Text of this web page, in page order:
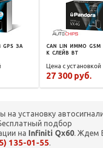
GPS ЗА
CAN LIN ИММО GSM
К СЛЕЙВ BT
Цена с установкой
27 300 руб.
на установку
подбор
на
Infiniti Qx60. Ждем
135-01-55.